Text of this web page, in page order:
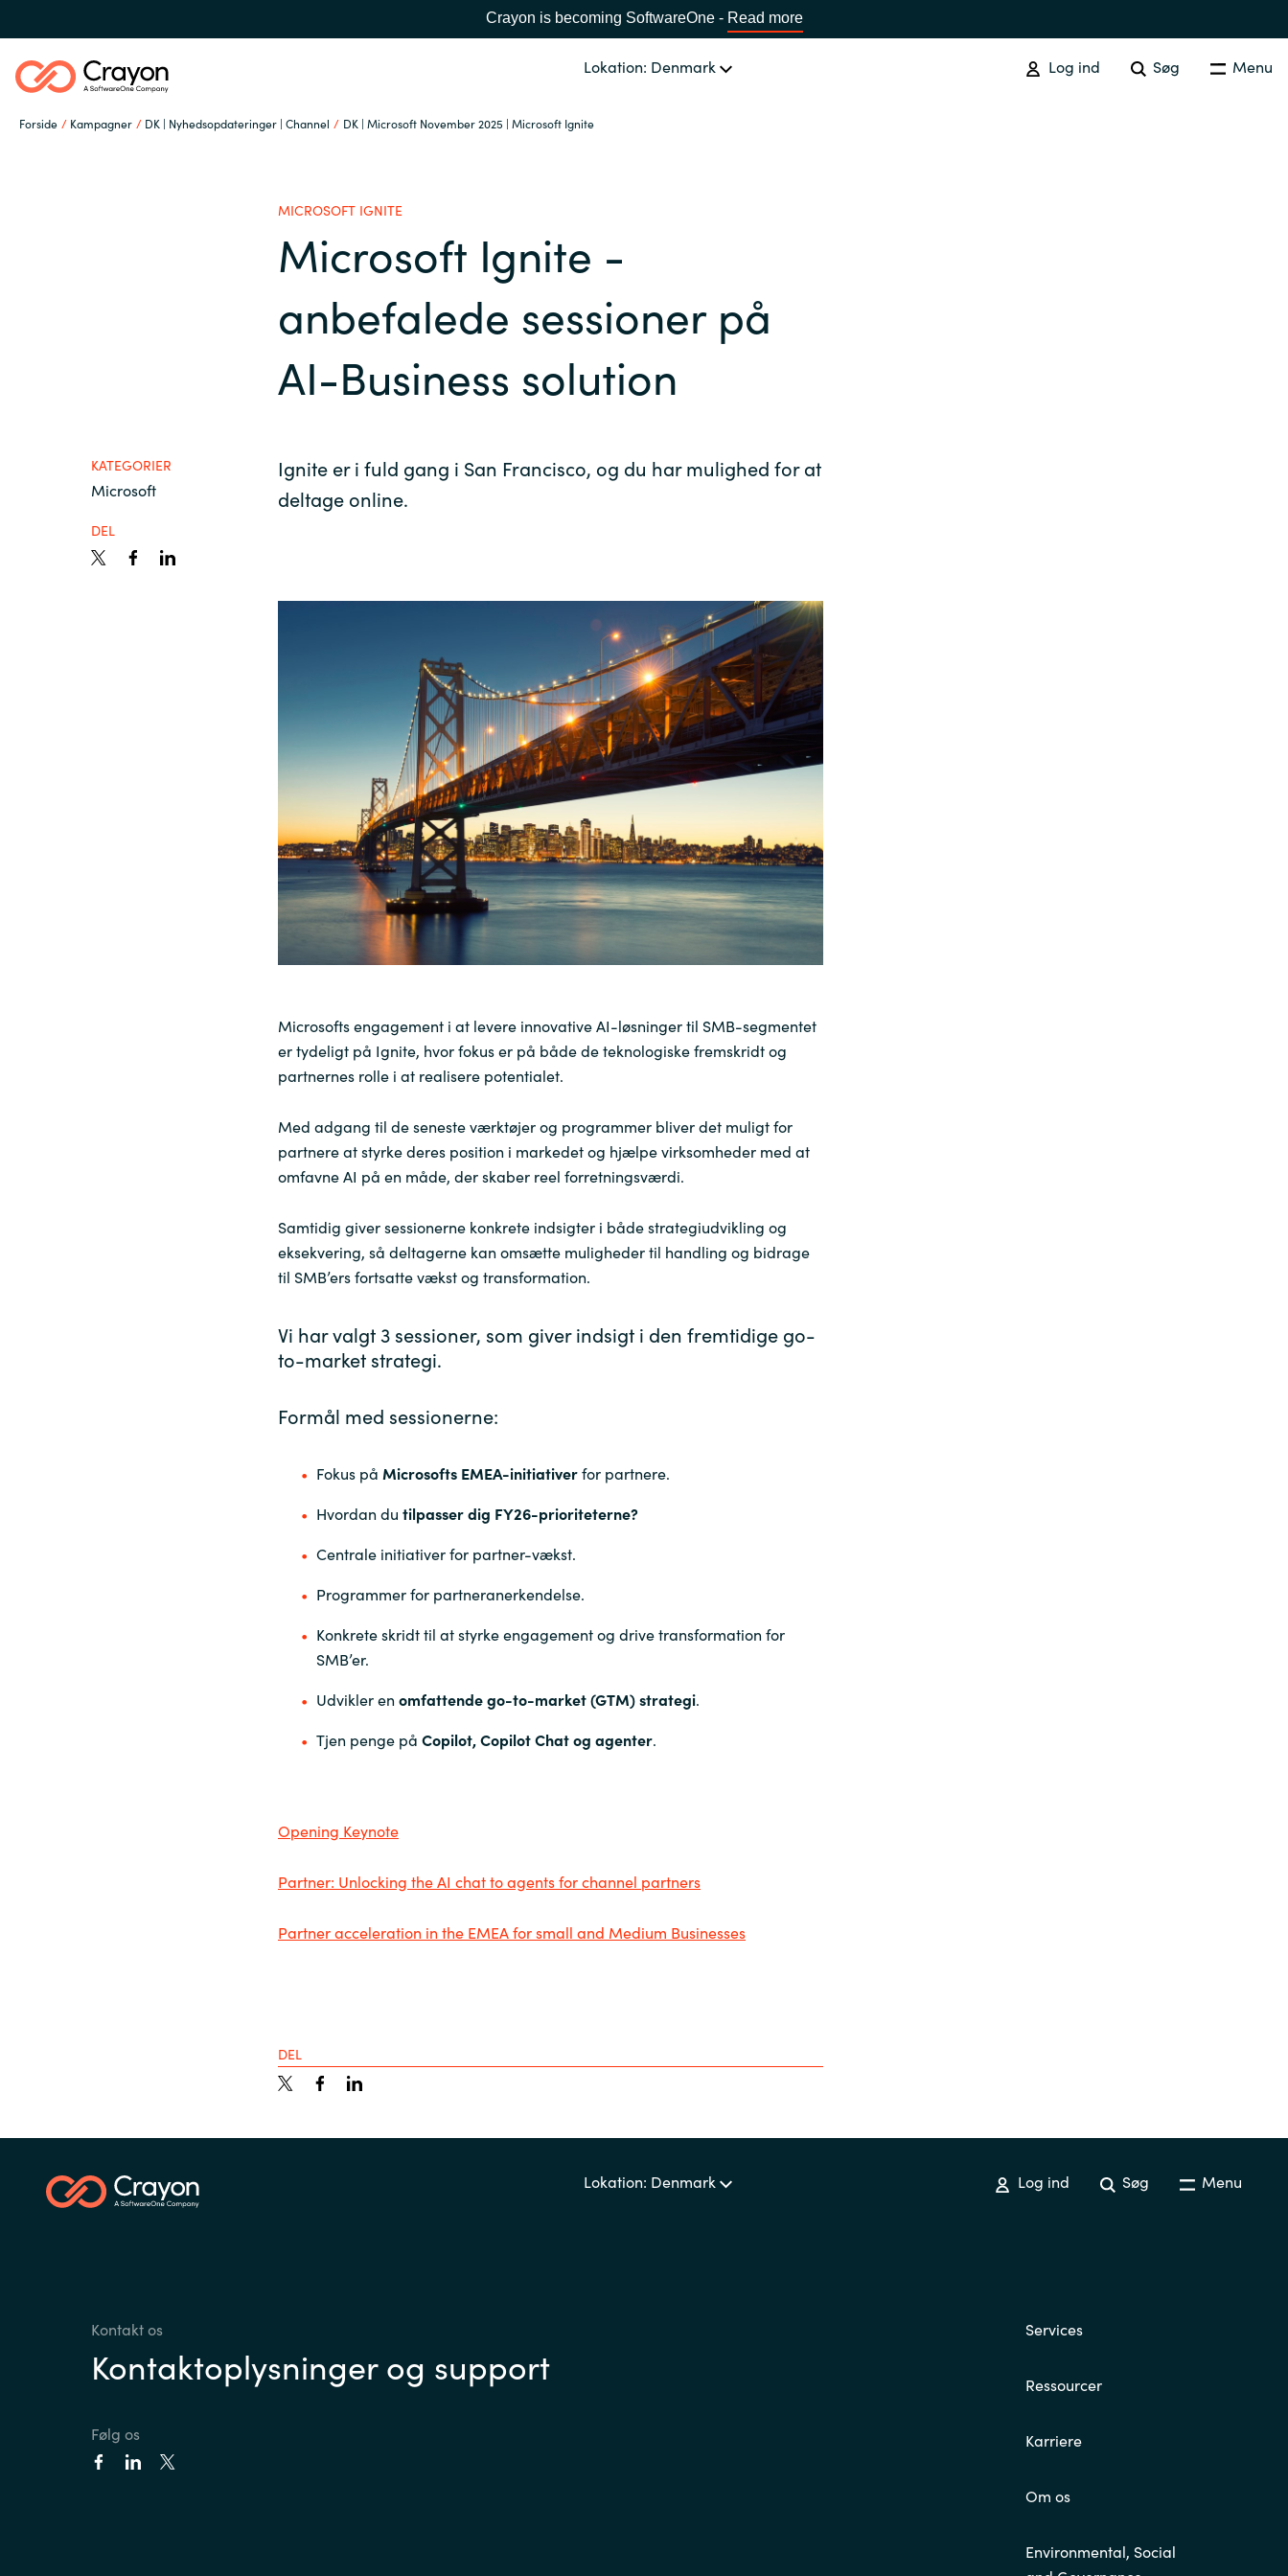
Crayon is becoming SoftwareOne - Read more
Lokation: Denmark Log ind Søg Menu
Forside Kampagner DK | Nyhedsopdateringer | Channel DK | Microsoft November 2025 | Microsoft Ignite
Global site Africa
Austria
Bulgaria
Denmark
Estonia
Iceland
Kingdom of Saudi Arabia
Lithuania
Malaysia
Norway
Philippines
Poland
Qatar
Romania
Slovenia
Singapore
Sri Lanka
Sweden
United Kingdom
Softwarepartnere
Channel Partner
Viden
Karriere
MICROSOFT IGNITE
Microsoft Ignite -
anbefalede sessioner på
AI-Business solution
KATEGORIER
Microsoft
DEL
Ignite er i fuld gang i San Francisco, og du har mulighed for at
deltage online.
Microsofts engagement i at levere innovative AI-løsninger til SMB-segmentet
er tydeligt på Ignite, hvor fokus er på både de teknologiske fremskridt og
partnernes rolle i at realisere potentialet.
Med adgang til de seneste værktøjer og programmer bliver det muligt for
partnere at styrke deres position i markedet og hjælpe virksomheder med at
omfavne AI på en måde, der skaber reel forretningsværdi.
Samtidig giver sessionerne konkrete indsigter i både strategiudvikling og
eksekvering, så deltagerne kan omsætte muligheder til handling og bidrage
til SMB’ersfortsatte vækst og transformation.
Vi har valgt 3 sessioner, som giver indsigt i den fremtidige go-
to-marketstrategi.
Formål med sessionerne:
Fokus på Microsofts EMEA-initiativerfor partnere.
Hvordan du tilpasser dig FY26-prioriteterne?
Centrale initiativer for partner-vækst.
Programmer for partneranerkendelse.
Konkrete skridt til at styrke engagement og drive transformation for
SMB’er.
Udvikler en omfattende go-to-market (GTM) strategi.
Tjen penge på Copilot, Copilot Chat og agenter.
Opening Keynote
Partner: Unlocking the AI chat to agents for channel partners
Partner acceleration in the EMEA for small and Medium Businesses
DEL
Lokation: Denmark Log ind Søg Menu
Kontakt os
Kontaktoplysninger og support
Følg os
Services
Ressourcer
Karriere
Om os
Environmental, Social